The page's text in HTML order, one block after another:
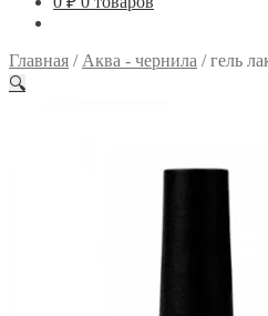
Главная / Аква - чернила /гель
🔍